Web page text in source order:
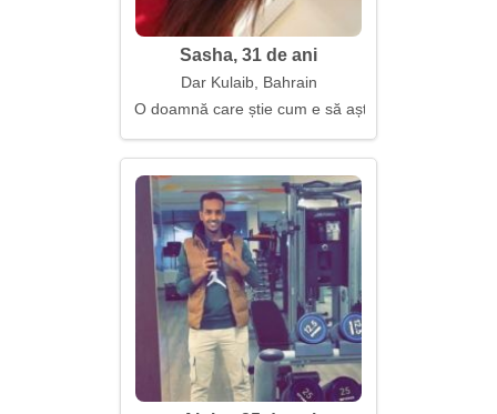
Sasha, 31 de ani
Dar Kulaib, Bahrain
O doamnă care știe cum e să aștepți